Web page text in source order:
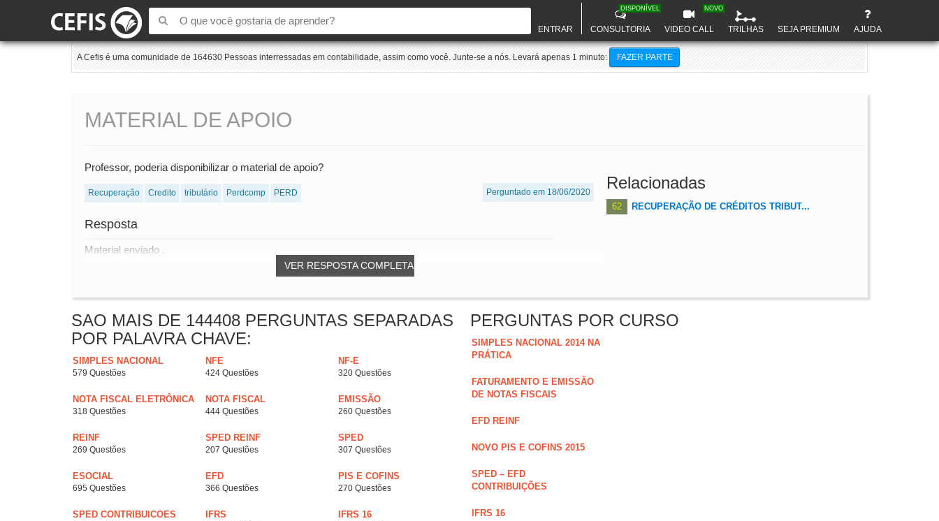
ENTRAR CONSULTORIA
DISPONÍVEL
VIDEO CALL
NOVO
TRILHAS SEJA PREMIUM AJUDA
A Cefis é uma comunidade de 164630 Pessoas interressadas em contabilidade, assim como você. Junte-se a nós. Levará apenas 1 minuto: FAZER PARTE
MATERIAL DE APOIO
Professor, poderia disponibilizar o material de apoio?
Recuperação Credito tributário Perdcomp PERD Perguntado em 18/06/2020
Resposta
VER RESPOSTA COMPLETA
Material enviado .
Relacionadas
62 RECUPERAÇÃO DE CRÉDITOS TRIBUT...
SAO MAIS DE 144408 PERGUNTAS SEPARADAS
POR PALAVRA CHAVE:
SIMPLES NACIONAL
579 Questões
NFE
424 Questões
NF-E
320 Questões
NOTA FISCAL ELETRÔNICA
318 Questões
NOTA FISCAL
444 Questões
EMISSÃO
260 Questões
REINF
269 Questões
SPED REINF
207 Questões
SPED
307 Questões
ESOCIAL
695 Questões
EFD
366 Questões
PIS E COFINS
270 Questões
SPED CONTRIBUICOES IFRS IFRS 16
PERGUNTAS POR CURSO
SIMPLES NACIONAL 2014 NA
PRÁTICA
FATURAMENTO E EMISSÃO
DE NOTAS FISCAIS
EFD REINF
NOVO PIS E COFINS 2015
SPED – EFD
CONTRIBUIÇÕES
IFRS 16